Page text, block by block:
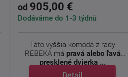
od 905,00 €
Dodáváme do 1-3 týdnů
Táto vyššia komoda z rady
REBEKA má pravá alebo ľavá
presklené dvierka ...